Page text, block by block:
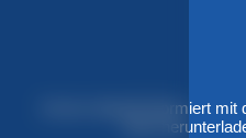
Immer aktuell informiert mit
Jetzt